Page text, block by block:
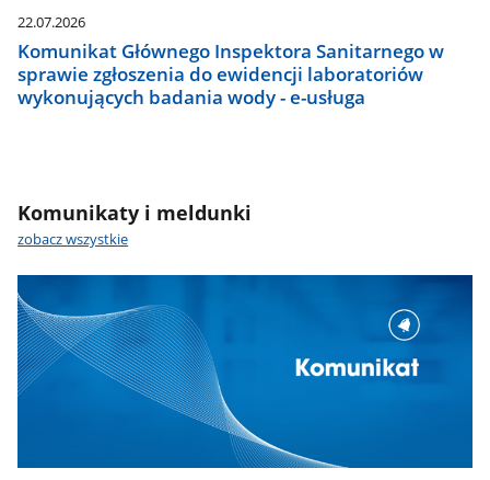
22.07.2026
Komunikat Głównego Inspektora Sanitarnego w
sprawie zgłoszenia do ewidencji laboratoriów
wykonujących badania wody - e-usługa
Komunikaty i meldunki
zobacz wszystkie